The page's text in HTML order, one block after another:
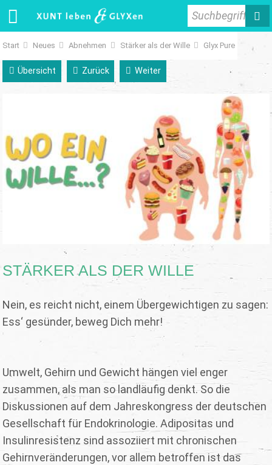
Suchbegriff
Start Neues Abnehmen Stärker als der Wille Glyx Pure
Übersicht Zurück Weiter
STÄRKER ALS DER WILLE
Nein, es reicht nicht, einem Übergewichtigen zu sagen:
Ess‘ gesünder, beweg Dich mehr!
Umwelt, Gehirn und Gewicht hängen viel enger
zusammen, als man so landläufig denkt. So die
Diskussionen auf dem Jahreskongress der deutschen
Gesellschaft für Endokrinologie. Adipositas und
Insulinresistenz sind assoziiert mit chronischen
Gehirnveränderungen, vor allem betroffen ist das